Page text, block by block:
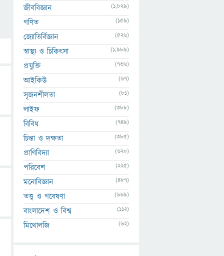
জীববিজ্ঞান (1,829)
গণিত (159)
জ্যোতির্বিজ্ঞান (526)
স্বাস্থ্য ও চিকিৎসা (1,989)
প্রযুক্তি (736)
আইকিউ (67)
সৃজনশীলতা (81)
লাইফ (388)
বিবিধ (749)
চিন্তা ও দক্ষতা (385)
প্রাণিবিদ্যা (620)
পরিবেশ (225)
মনোবিজ্ঞান (487)
তত্ত্ব ও গবেষণা (669)
বাংলাদেশ ও বিশ্ব (112)
মিথোলজি (62)